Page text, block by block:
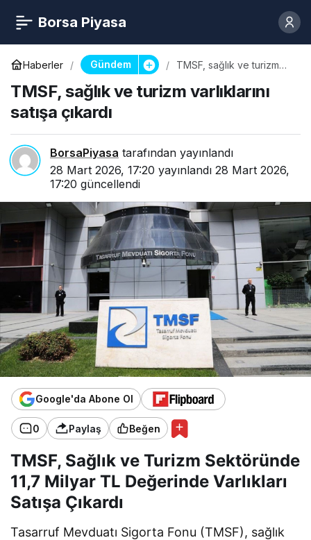
Borsa Piyasa
Haberler Gündem
TMSF, sağlık ve turizm
TMSF, sağlık ve turizm varlıklarını
satışa çıkardı
BorsaPiyasa tarafından yayınlandı
28 Mart 2026, 17:20 yayınlandı 28 Mart 2026,
17:20 güncellendi
Google'da Abone Ol
0 Paylaş Beğen
TMSF, Sağlık ve Turizm Sektöründe
11,7 Milyar TL Değerinde Varlıkları
Satışa Çıkardı
Tasarruf Mevduatı Sigorta Fonu (TMSF), sağlık